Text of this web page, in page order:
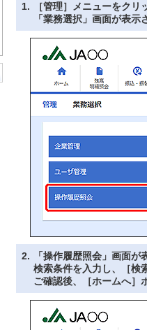
1.
［管理］メニューをクリ
「業務選択」画面が表
2.
「操作履歴照会」画面が
検索条件を入力し、［検
ご確認後、［ホームへ］